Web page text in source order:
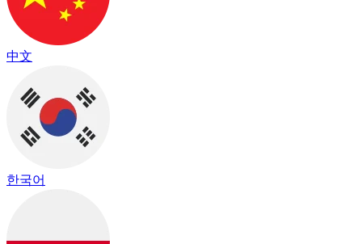
中文
한국어